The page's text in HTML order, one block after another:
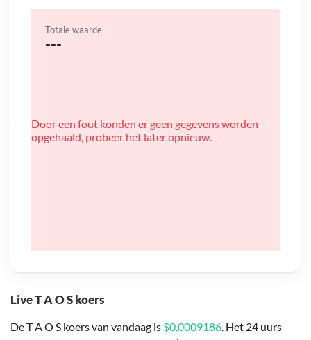
Live T A O S koers
De T A O S koers van vandaag is $0,0009186. Het 24 uurs
Totale waarde
---
Door een fout konden er geen gegevens worden
opgehaald, probeer het later opnieuw.